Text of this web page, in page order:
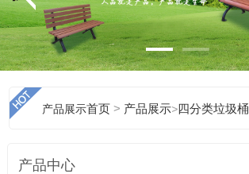
产品展示首页 > 产品展示>四分类垃圾桶
产品中心